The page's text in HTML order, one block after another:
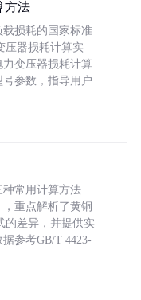
方法
损耗的国家标准
压器损耗计算实
变压器损耗计算
号参数，指导用户
常用计算方法
，重点解析了黄铜
的差异，并提供实
参考GB/T 4423-